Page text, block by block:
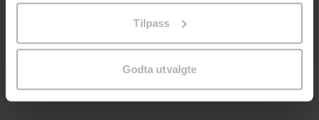
Tilpass
Godta utvalgte
199,-
EBOK
349,-
EBOK